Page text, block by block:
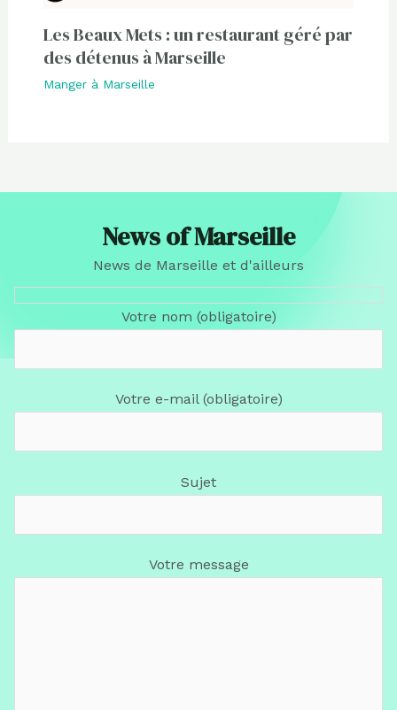
Les Beaux Mets : un restaurant géré par
des détenus à Marseille
Manger à Marseille
News of Marseille
News de Marseille et d'ailleurs
Votre nom (obligatoire)
Votre e-mail (obligatoire)
Sujet
Votre message